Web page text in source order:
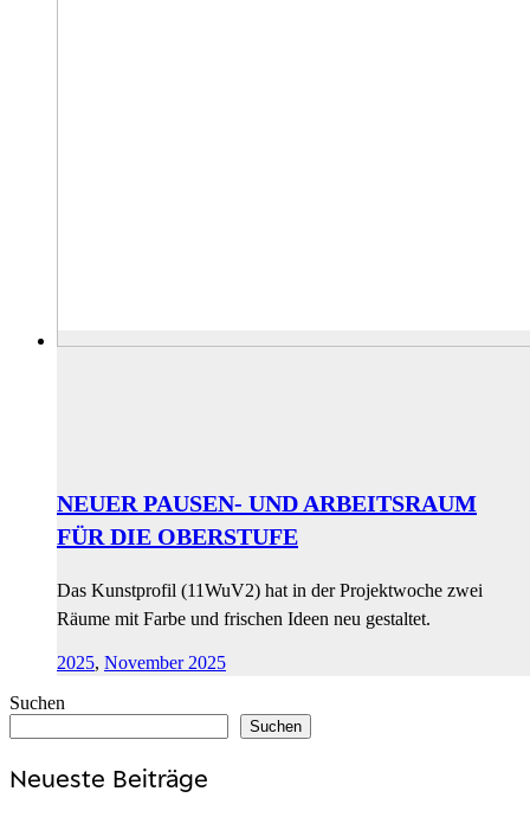
NEUER PAUSEN- UND ARBEITSRAUM
FÜR DIE OBERSTUFE
Das Kunstprofil (11WuV2) hat in der Projektwoche zwei
Räume mit Farbe und frischen Ideen neu gestaltet.
2025, November 2025
Suchen
Suchen
Neueste Beiträge